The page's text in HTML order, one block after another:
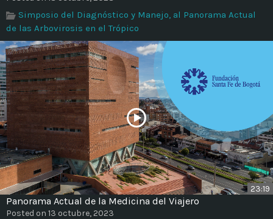
Time
Simposio del Diagnóstico y Manejo, al Panorama Actual
de las Arbovirosis en el Trópico
23:19
Panorama Actual de la Medicina del Viajero
Posted on 13 octubre, 2023